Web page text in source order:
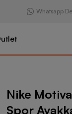
Whatsapp
Kadın Spor
Nike
Spor